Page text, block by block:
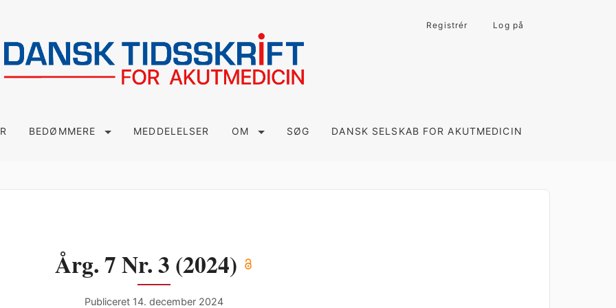
BEDØMMERE MEDDELELSER OM SØG DANSK SELSKAB FOR AKUTMEDICIN
Registrér Log på
Årg. 7 Nr. 3 (2024)
Publiceret 14. december 2024